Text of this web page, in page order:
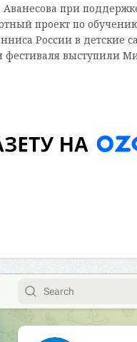
при
проект по
России в детские
фестиваля выступили